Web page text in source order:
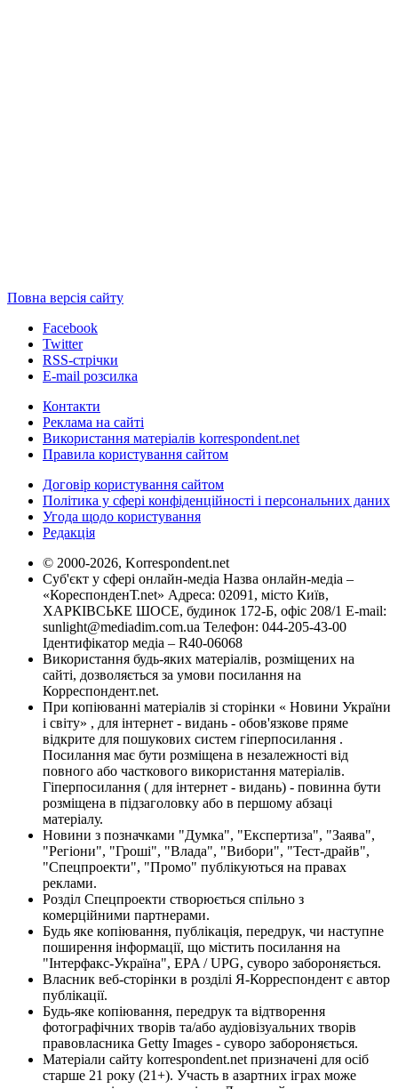
Повна версія сайту
Facebook
Twitter
RSS-стрічки
E-mail розсилка
Контакти
Реклама на сайті
Використання матеріалів korrespondent.net
Правила користування сайтом
Договір користування сайтом
Політика у сфері конфіденційності і персональних даних
Угода щодо користування
Редакція
© 2000-2026, Korrespondent.net
Суб'єкт у сфері онлайн-медіа Назва онлайн-медіа –
«КореспонденТ.net» Адреса: 02091, місто Київ,
ХАРКІВСЬКЕ ШОСЕ, будинок 172-Б, офіс 208/1 E-mail:
sunlight@mediadim.com.ua Телефон: 044-205-43-00
Ідентифікатор медіа – R40-06068
Використання будь-яких матеріалів, розміщених на
сайті, дозволяється за умови посилання на
Корреспондент.net.
При копіюванні матеріалів зі сторінки « Новини України
і світу» , для інтернет - видань - обов'язкове пряме
відкрите для пошукових систем гіперпосилання .
Посилання має бути розміщена в незалежності від
повного або часткового використання матеріалів.
Гіперпосилання ( для інтернет - видань) - повинна бути
розміщена в підзаголовку або в першому абзаці
матеріалу.
Новини з позначками "Думка", "Експертиза", "Заява",
"Регіони", "Гроші", "Влада", "Вибори", "Тест-драйв",
"Спецпроекти", "Промо" публікуються на правах
реклами.
Розділ Спецпроекти створюється спільно з
комерційними партнерами.
Будь яке копіювання, публікація, передрук, чи наступне
поширення інформації, що містить посилання на
"Інтерфакс-Україна", EPA / UPG, суворо забороняється.
Власник веб-сторінки в розділі Я-Корреспондент є автор
публікації.
Будь-яке копіювання, передрук та відтворення
фотографічних творів та/або аудіовізуальних творів
правовласника Getty Images - суворо забороняється.
Матеріали сайту korrespondent.net призначені для осіб
старше 21 року (21+). Участь в азартних іграх може